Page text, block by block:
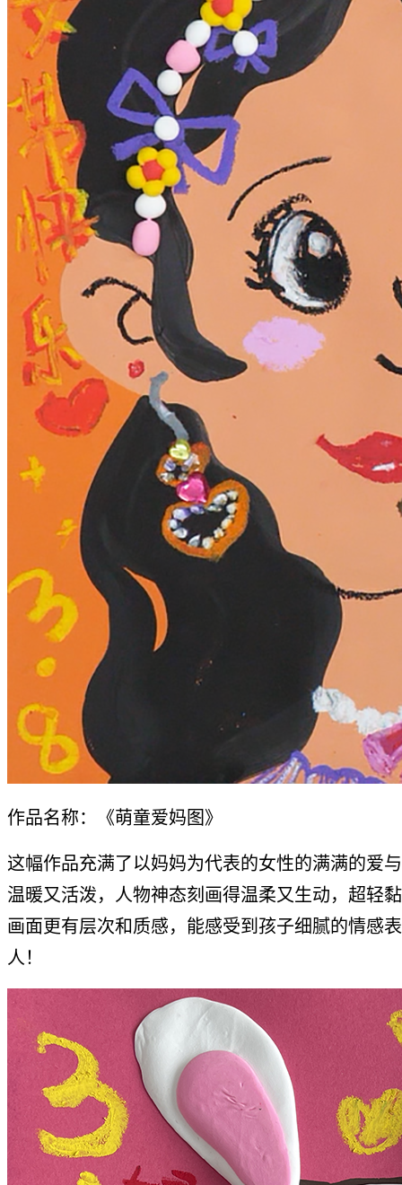
作品名称：《萌童爱妈图》
这幅作品充满了以妈妈为代表的女性的满满的爱
温暖又活泼，人物神态刻画得温柔又生动，超轻
画面更有层次和质感，能感受到孩子细腻的情感
人！